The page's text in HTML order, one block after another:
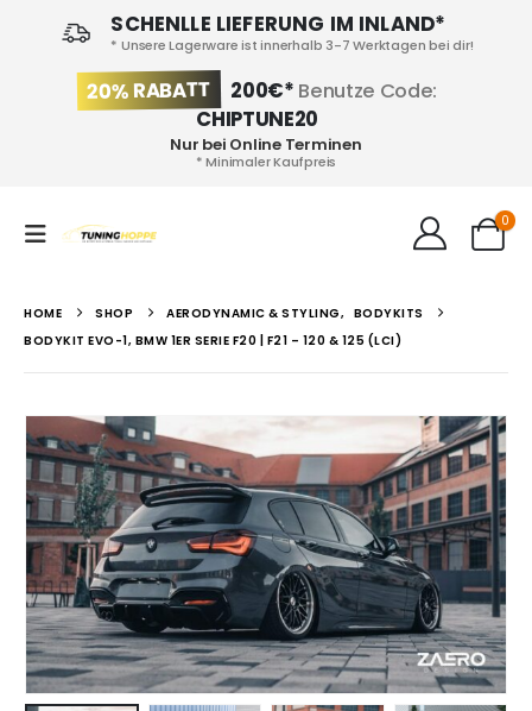
SCHENLLE LIEFERUNG IM INLAND*
* Unsere Lagerware ist innerhalb 3-7 Werktagen bei dir!
20% RABATT 200€* Benutze Code:
CHIPTUNE20
Nur bei Online Terminen
* Minimaler Kaufpreis
0
HOME SHOP AERODYNAMIC & STYLING, BODYKITS
BODYKIT EVO-1, BMW 1ER SERIE F20 | F21 – 120 & 125 (LCI)